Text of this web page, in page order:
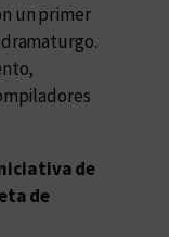
un primer
de
de